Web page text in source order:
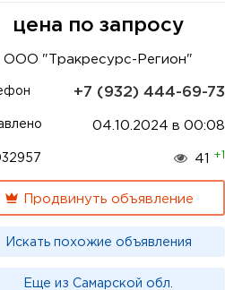
цена по запросу
ООО "Тракресурс-Регион"
+7 (932) 444-69-73
04.10.2024 в 00:08
41 +1
Продвинуть объявление
Искать похожие объявления
Еще из Самарской обл.